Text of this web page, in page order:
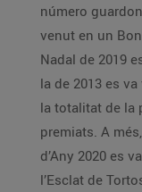
número
venut en un
Nadal de 2019
la de 2013 es
la totalitat de la
premiats. A
d’Any 2020 es
l’Esclat de